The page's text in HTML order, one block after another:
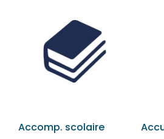
Accomp. scolaire